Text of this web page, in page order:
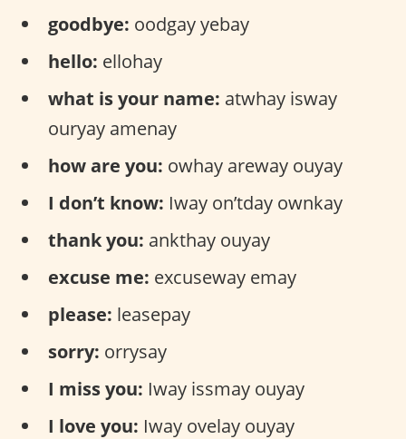
goodbye: oodgay yebay
hello: ellohay
what is your name: atwhay isway
ouryay amenay
how are you: owhay areway ouyay
I don’t know: Iway on’tday ownkay
thank you: ankthay ouyay
excuse me: excuseway emay
please: leasepay
sorry: orrysay
I miss you: Iway issmay ouyay
I love you: Iway ovelay ouyay